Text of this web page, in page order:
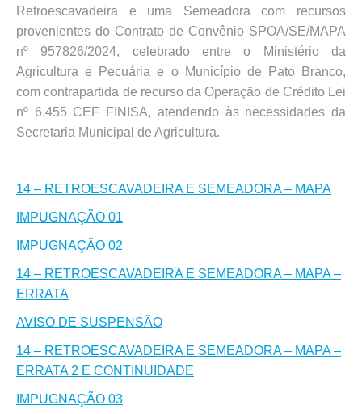
Retroescavadeira e uma Semeadora com recursos
provenientes do Contrato de Convênio SPOA/SE/MAPA
nº 957826/2024, celebrado entre o Ministério da
Agricultura e Pecuária e o Município de Pato Branco,
com contrapartida de recurso da Operação de Crédito Lei
nº 6.455 CEF FINISA, atendendo às necessidades da
Secretaria Municipal de Agricultura.
14 – RETROESCAVADEIRA E SEMEADORA – MAPA
IMPUGNAÇÃO 01
IMPUGNAÇÃO 02
14 – RETROESCAVADEIRA E SEMEADORA – MAPA –
ERRATA
AVISO DE SUSPENSÃO
14 – RETROESCAVADEIRA E SEMEADORA – MAPA –
ERRATA 2 E CONTINUIDADE
IMPUGNAÇÃO 03